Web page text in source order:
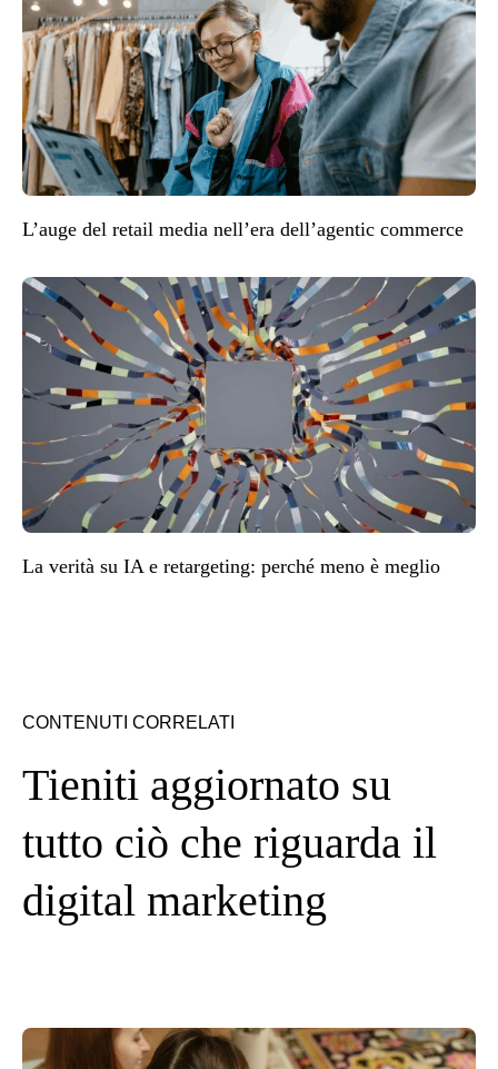
L’auge del retail media nell’era dell’agentic commerce
La verità su IA e retargeting: perché meno è meglio
CONTENUTI CORRELATI
Tieniti aggiornato su
tutto ciò che riguarda il
digital marketing